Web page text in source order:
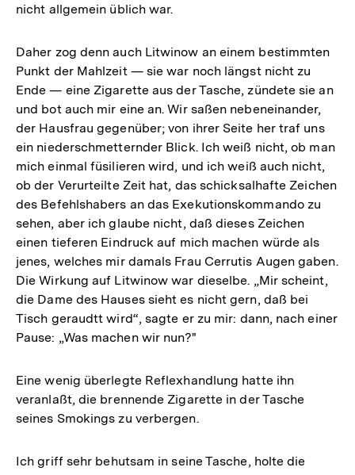
nicht allgemein üblich war.
Daher zog denn auch Litwinow an einem bestimmten
Punkt der Mahlzeit — sie war noch längst nicht zu
Ende — eine Zigarette aus der Tasche, zündete sie an
und bot auch mir eine an. Wir saßen nebeneinander,
der Hausfrau gegenüber; von ihrer Seite her traf uns
ein niederschmetternder Blick. Ich weiß nicht, ob man
mich einmal füsilieren wird, und ich weiß auch nicht,
ob der Verurteilte Zeit hat, das schicksalhafte Zeichen
des Befehlshabers an das Exekutionskommando zu
sehen, aber ich glaube nicht, daß dieses Zeichen
einen tieferen Eindruck auf mich machen würde als
jenes, welches mir damals Frau Cerrutis Augen gaben.
Die Wirkung auf Litwinow war dieselbe. „Mir scheint,
die Dame des Hauses sieht es nicht gern, daß bei
Tisch geraudtt wird“, sagte er zu mir: dann, nach einer
Pause: „Was machen wir nun?"
Eine wenig überlegte Reflexhandlung hatte ihn
veranlaßt, die brennende Zigarette in der Tasche
seines Smokings zu verbergen.
Ich griff sehr behutsam in seine Tasche, holte die